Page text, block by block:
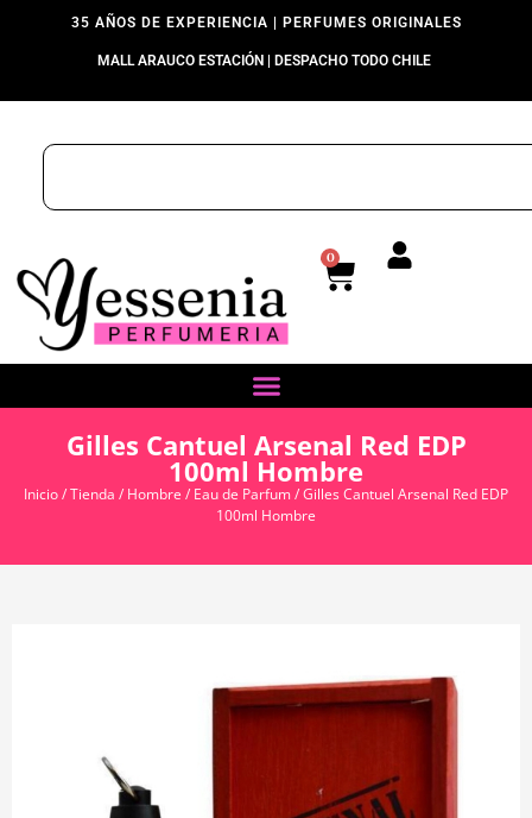
35 AÑOS DE EXPERIENCIA | PERFUMES ORIGINALES
MALL ARAUCO ESTACIÓN | DESPACHO TODO CHILE
0
Gilles Cantuel Arsenal Red EDP
100ml Hombre
Inicio/Tienda / Hombre / Eau de Parfum/ Gilles Cantuel Arsenal Red EDP
100ml Hombre